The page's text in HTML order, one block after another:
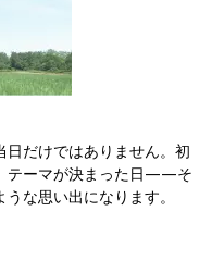
だけではありません。初
テーマが決まった日——そ
な思い出になります。